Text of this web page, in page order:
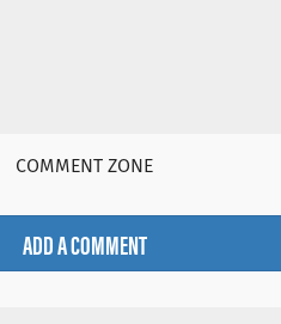
COMMENT ZONE
ADD A COMMENT